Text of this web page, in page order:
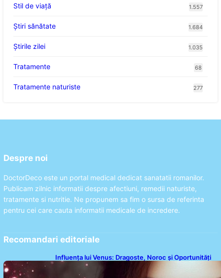
Stil de viaţă 1.557
Ştiri sănătate 1.684
Știrile zilei 1.035
Tratamente 68
Tratamente naturiste 277
Despre noi
DoctorDeco este un portal medical dedicat sanatatii romanilor.
Publicam zilnic informatii despre afectiuni, remedii naturiste,
tratamente si nutritie. Ne propunem sa fim o sursa de referinta
pentru cei care cauta informatii medicale de incredere.
Recomandari editoriale
Influența lui Venus: Dragoste, Noroc și Oportunități
pentru Tauri și Balanțe în Weekendul 8-9 August